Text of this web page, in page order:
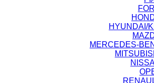
HYUNDAI/
MERCEDES-